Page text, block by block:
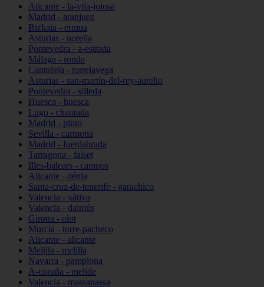
Alicante - la-vila-joiosa
Madrid - aranjuez
Bizkaia - ermua
Asturias - noreña
Pontevedra - a-estrada
Málaga - ronda
Cantabria - torrelavega
Asturias - san-martín-del-rey-aurelio
Pontevedra - silleda
Huesca - huesca
Lugo - chantada
Madrid - pinto
Sevilla - carmona
Madrid - fuenlabrada
Tarragona - falset
Illes-balears - campos
Alicante - dénia
Santa-cruz-de-tenerife - garachico
Valencia - xàtiva
Valencia - daimús
Girona - olot
Murcia - torre-pacheco
Alicante - alicante
Melilla - melilla
Navarra - pamplona
A-coruña - melide
Valencia - massanassa